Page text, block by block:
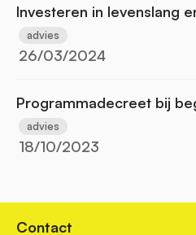
Investeren in levenslang
advies
26/03/2024
Programmadecreet bij
advies
18/10/2023
Contact